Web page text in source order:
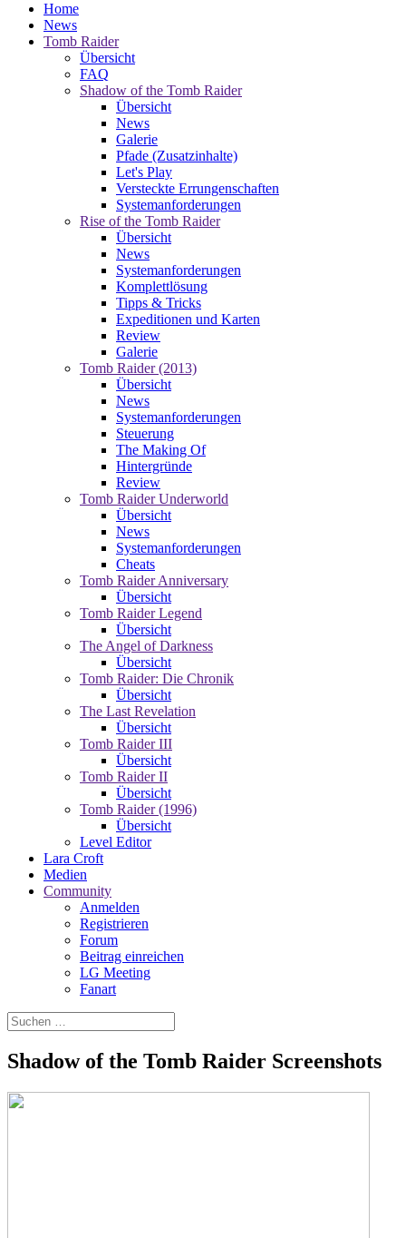
Home
News
Tomb Raider
Übersicht
FAQ
Shadow of the Tomb Raider
Übersicht
News
Galerie
Pfade (Zusatzinhalte)
Let's Play
Versteckte Errungenschaften
Systemanforderungen
Rise of the Tomb Raider
Übersicht
News
Systemanforderungen
Komplettlösung
Tipps & Tricks
Expeditionen und Karten
Review
Galerie
Tomb Raider (2013)
Übersicht
News
Systemanforderungen
Steuerung
The Making Of
Hintergründe
Review
Tomb Raider Underworld
Übersicht
News
Systemanforderungen
Cheats
Tomb Raider Anniversary
Übersicht
Tomb Raider Legend
Übersicht
The Angel of Darkness
Übersicht
Tomb Raider: Die Chronik
Übersicht
The Last Revelation
Übersicht
Tomb Raider III
Übersicht
Tomb Raider II
Übersicht
Tomb Raider (1996)
Übersicht
Level Editor
Lara Croft
Medien
Community
Anmelden
Registrieren
Forum
Beitrag einreichen
LG Meeting
Fanart
Shadow of the Tomb Raider Screenshots